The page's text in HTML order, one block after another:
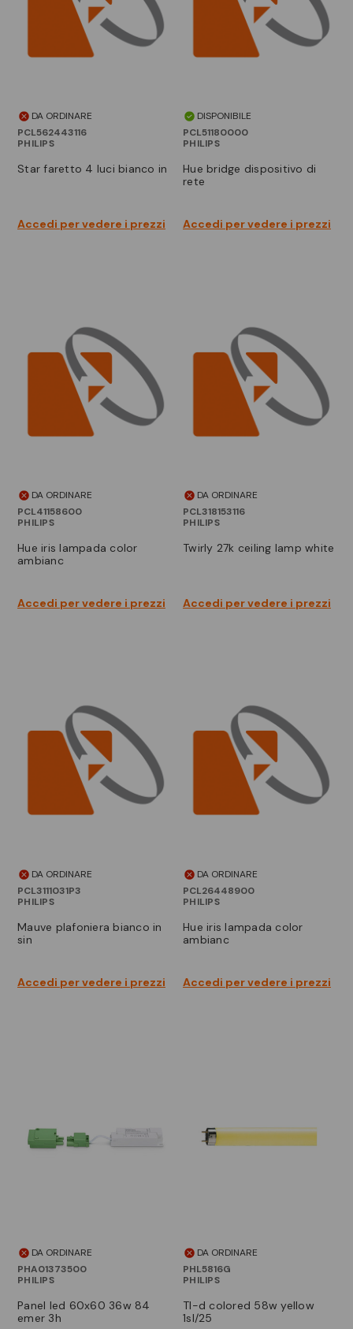
DA ORDINARE
PCL562443116
PHILIPS
star faretto 4 luci bianco in
Accedi per vedere i prezzi
DISPONIBILE
PCL51180000
PHILIPS
hue bridge dispositivo di
rete
Accedi per vedere i prezzi
DA ORDINARE
PCL41158600
PHILIPS
hue iris lampada color
ambianc
Accedi per vedere i prezzi
DA ORDINARE
PCL318153116
PHILIPS
twirly 27k ceiling lamp white
Accedi per vedere i prezzi
DA ORDINARE
PCL3111031P3
PHILIPS
mauve plafoniera bianco in
sin
Accedi per vedere i prezzi
DA ORDINARE
PCL26448900
PHILIPS
hue iris lampada color
ambianc
Accedi per vedere i prezzi
DA ORDINARE
PHA01373500
PHILIPS
panel led 60x60 36w 84
emer 3h
DA ORDINARE
PHL5816G
PHILIPS
tl-d colored 58w yellow
1sl/25